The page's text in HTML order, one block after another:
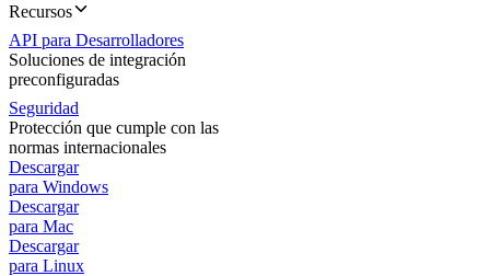
Recursos
API para Desarrolladores
Soluciones de integración
preconfiguradas
Seguridad
Protección que cumple con las
normas internacionales
Descargar
para Windows
Descargar
para Mac
Descargar
para Linux